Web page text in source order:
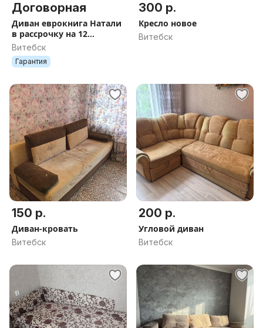
Договорная
Диван еврокнига Натали
в рассрочку на 12
месяцев под 0%
Витебск
Гарантия
300 р.
Кресло новое
Витебск
150 р.
Диван-кровать
Витебск
200 р.
Угловой диван
Витебск